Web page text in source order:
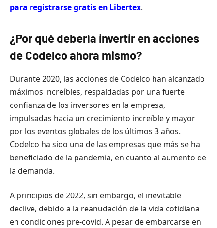
para registrarse gratis en Libertex.
¿Por qué debería invertir en acciones
de Codelco ahora mismo?
Durante 2020, las acciones de Codelco han alcanzado
máximos increíbles, respaldadas por una fuerte
confianza de los inversores en la empresa,
impulsadas hacia un crecimiento increíble y mayor
por los eventos globales de los últimos 3 años.
Codelco ha sido una de las empresas que más se ha
beneficiado de la pandemia, en cuanto al aumento de
la demanda.
A principios de 2022, sin embargo, el inevitable
declive, debido a la reanudación de la vida cotidiana
en condiciones pre-covid. A pesar de embarcarse en